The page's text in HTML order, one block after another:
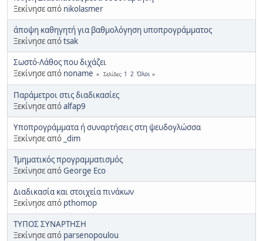
Ξεκίνησε από nikolasmer
άποψη καθηγητή για βαθμολόγηση υποπρογράμματος
Ξεκίνησε απόtsak
Σωστό-Λάθος που διχάζει
Ξεκίνησε από noname Σελίδες 1 2 Όλοι
Παράμετροι στις διαδικασίες
Ξεκίνησε απόalfap9
Υποπρογράμματα ή συναρτήσεις στη ψευδογλώσσα
Ξεκίνησε από _dim
Τμηματικός προγραμματισμός
Ξεκίνησε απόGeorge Eco
Διαδικασία και στοιχεία πινάκων
Ξεκίνησε από pthomop
ΤΥΠΟΣ ΣΥΝΑΡΤΗΣΗ
Ξεκίνησε από parsenopoulou